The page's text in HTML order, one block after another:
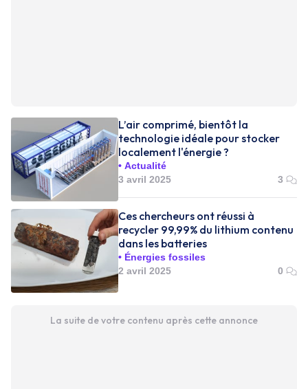
L’air comprimé, bientôt la
technologie idéale pour stocker
localement l'énergie ?
Actualité
3 avril 2025
3
Ces chercheurs ont réussi à
recycler 99,99% du lithium contenu
dans les batteries
Énergies fossiles
2 avril 2025
0
La suite de votre contenu après cette annonce